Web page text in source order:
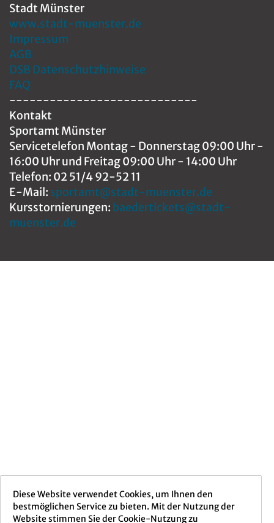
Stadt Münster
www.stadt-muenster.de
Impressum
AGB
DSB Datenschutzhinweise
FAQ
----------------------------
Kontakt
Sportamt Münster
Servicetelefon Montag - Donnerstag 09:00 Uhr -
16:00 Uhr und Freitag 09:00 Uhr - 14:00 Uhr
Telefon: 02 51/4 92-52 11
E-Mail: sportamt@stadt-muenster.de
Kursstornierungen: baedertickets@stadt-
muenster.de
Diese Website verwendet Cookies, um Ihnen den
bestmöglichen Service zu bieten. Mit der Nutzung der
Website stimmen Sie der Cookie-Nutzung zu